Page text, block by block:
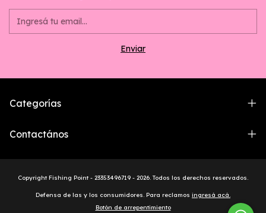
Categorías
Contactános
Copyright Fishing Point - 23353496719 - 2026. Todos los derechos reservados.
Defensa de las y los consumidores. Para reclamos ingresá acá.
Botón de arrepentimiento